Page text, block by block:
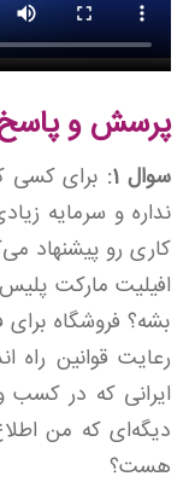
پرسش و پاسخ 30 شهریور
سوال 1:
برای کسی
نداره و سرمایه
کاری رو پیشنهاد
افیلیت مارکت
بشه؟ فروشگاه
رعایت قوانین راه
ایرانی که در
دیگه‌ای که من
هست؟